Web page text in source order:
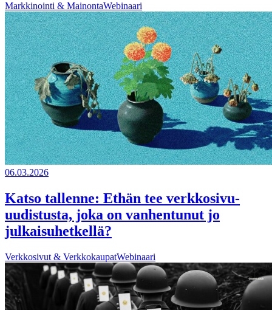
Markkinointi & MainontaWebinaari
06.03.2026
Katso tallenne: Ethän tee verkkosivu-
uudistusta, joka on vanhentunut jo
julkaisuhetkellä?
Verkkosivut & VerkkokaupatWebinaari